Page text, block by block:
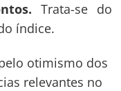
Trata-se do
índice.
otimismo dos
relevantes no